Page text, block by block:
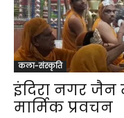
कला-संस्कृति
इंदिरा नगर जैन
मार्मिक प्रवचन